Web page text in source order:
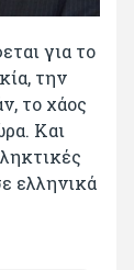
για το
την
το χάος
Και
ελληνικά